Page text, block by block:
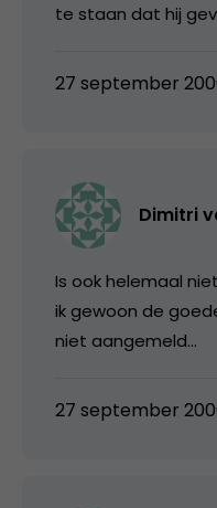
te staan dat hij
27 september
Dimitri
Is ook helemaal
ik gewoon de
niet aangemeld…
27 september